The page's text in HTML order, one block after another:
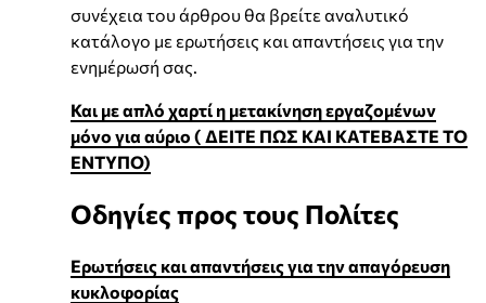
συνέχεια του άρθρου θα βρείτε αναλυτικό
κατάλογο με ερωτήσεις και απαντήσεις για την
ενημέρωσή σας.
Και με απλό χαρτί η μετακίνηση εργαζομένων
μόνο για αύριο ( ΔΕΙΤΕ ΠΩΣ ΚΑΙ ΚΑΤΕΒΑΣΤΕ ΤΟ
ΕΝΤΥΠΟ)
Οδηγίες προς τους Πολίτες
Ερωτήσεις και απαντήσεις για την απαγόρευση
κυκλοφορίας